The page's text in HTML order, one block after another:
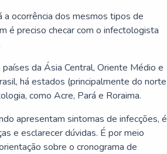
a ocorrência dos mesmos tipos de
é preciso checar com o infectologista
da Ásia Central, Oriente Médio e
há estados (principalmente do norte
como Acre, Pará e Roraima.
apresentam sintomas de infecções, é
e esclarecer dúvidas. É por meio
sobre o cronograma de